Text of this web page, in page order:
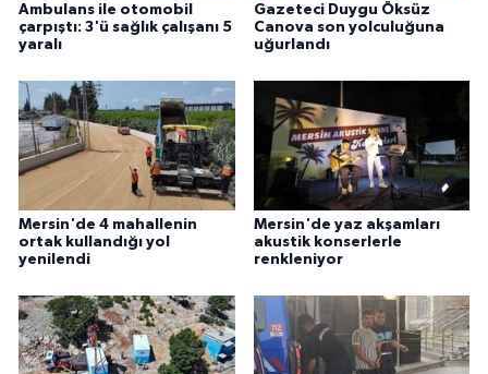
Ambulans ile otomobil
çarpıştı: 3'ü sağlık çalışanı 5
yaralı
Gazeteci Duygu Öksüz
Canova son yolculuğuna
uğurlandı
Mersin'de 4 mahallenin
ortak kullandığı yol
yenilendi
Mersin'de yaz akşamları
akustik konserlerle
renkleniyor